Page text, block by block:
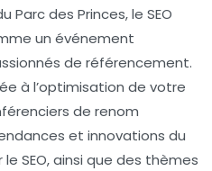
Parc des Princes, le SEO
un événement
de référencement.
à l’optimisation de votre
de renom
et innovations du
le SEO, ainsi que des thèmes